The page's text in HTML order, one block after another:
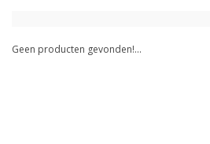
Geen producten gevonden!...